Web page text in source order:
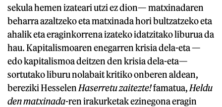
sekula hemen izateari utzi ez dion— matxinadaren
beharra azaltzeko eta matxinada hori bultzatzeko eta
ahalik eta eraginkorrena izateko idatzitako liburua da
hau. Kapitalismoaren enegarren krisia dela-eta —
edo kapitalismoa deitzen den krisia dela-eta—
sortutako liburu nolabait kritiko onberen aldean,
bereziki Hesselen Haserretu zaitezte!famatua, Heldu
den matxinada-ren irakurketak ezinegona eragin